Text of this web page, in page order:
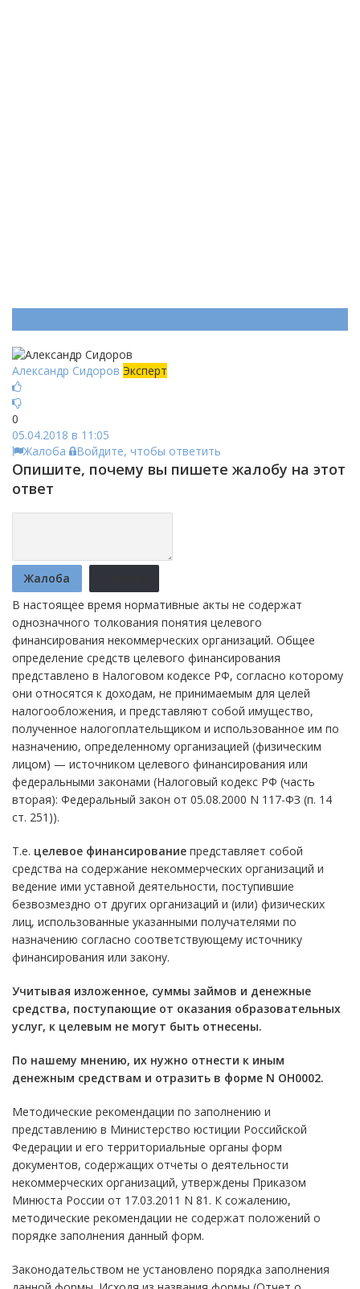
Александр Сидоров Эксперт
0
05.04.2018 в 11:05
Жалоба
Войдите, чтобы ответить
Опишите, почему вы пишете жалобу на этот
ответ
Жалоба
В настоящее время нормативные акты не содержат
однозначного толкования понятия целевого
финансирования некоммерческих организаций. Общее
определение средств целевого финансирования
представлено в Налоговом кодексе РФ, согласно которому
они относятся к доходам, не принимаемым для целей
налогообложения, и представляют собой имущество,
полученное налогоплательщиком и использованное им по
назначению, определенному организацией (физическим
лицом) — источником целевого финансирования или
федеральными законами (Налоговый кодекс РФ (часть
вторая): Федеральный закон от 05.08.2000 N 117-ФЗ (п. 14
ст. 251)).
Т.е. целевое финансирование представляет собой
средства на содержание некоммерческих организаций и
ведение ими уставной деятельности, поступившие
безвозмездно от других организаций и (или) физических
лиц, использованные указанными получателями по
назначению согласно соответствующему источнику
финансирования или закону.
Учитывая изложенное, суммы займов и денежные
средства, поступающие от оказания образовательных
услуг, к целевым не могут быть отнесены.
По нашему мнению, их нужно отнести к иным
денежным средствам и отразить в форме N ОН0002.
Методические рекомендации по заполнению и
представлению в Министерство юстиции Российской
Федерации и его территориальные органы форм
документов, содержащих отчеты о деятельности
некоммерческих организаций, утверждены Приказом
Минюста России от 17.03.2011 N 81. К сожалению,
методические рекомендации не содержат положений о
порядке заполнения данный форм.
Законодательством не установлено порядка заполнения